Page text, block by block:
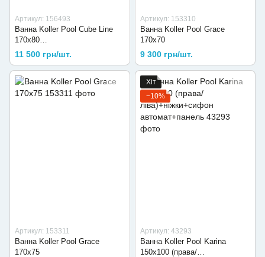
Артикул: 156493
Ванна Koller Pool Cube Line
170х80
CUBELINE170X80+ніжки
11 500 грн/шт.
Артикул: 153310
Ванна Koller Pool Grace
170х70
9 300 грн/шт.
Артикул: 153311
Ванна Koller Pool Grace
170х75
Хіт
−10%
Артикул: 43293
Ванна Koller Pool Karina
150х100 (права/